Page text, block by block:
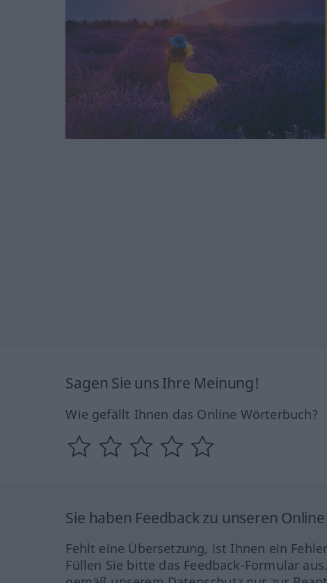
Sagen Sie uns Ihre Meinung!
Wie gefällt Ihnen das Online Wörterbuch?
Sie haben Feedback zu unseren
Fehlt eine Übersetzung, ist Ihnen ein
Füllen Sie bitte das Feedback-Formular